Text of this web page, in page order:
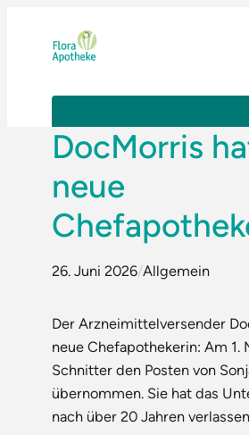
springen
DocMorris
neue
26. Juni 2026/Allgemein
Der Arzneimittelversender
neue Chefapothekerin: Am 1.
Schnitter den Posten von
übernommen. Sie hat das
nach über 20 Jahren